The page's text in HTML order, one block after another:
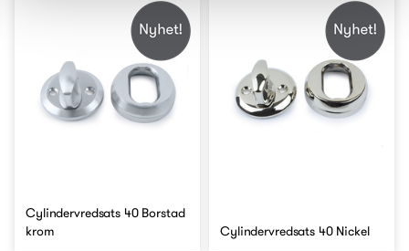
Cylindervredsats 40 Borstad
krom
Cylindervredsats 40 Nickel